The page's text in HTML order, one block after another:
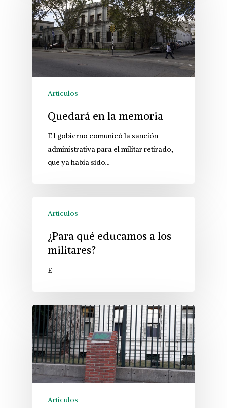
Articulos
Quedará en la memoria
E l gobierno comunicó la sanción
administrativa para el militar retirado,
que ya había sido…
Articulos
¿Para qué educamos a los
militares?
E
Articulos